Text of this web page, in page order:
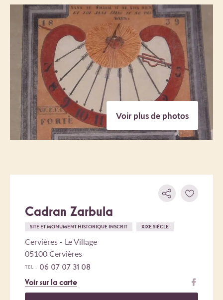
Voir plus de photos
Cadran Zarbula
SITE ET MONUMENT HISTORIQUE INSCRIT XIXE SIÈCLE
Cervières - Le Village
05100 Cervières
TEL : 06 07 07 31 08
Voir sur la carte